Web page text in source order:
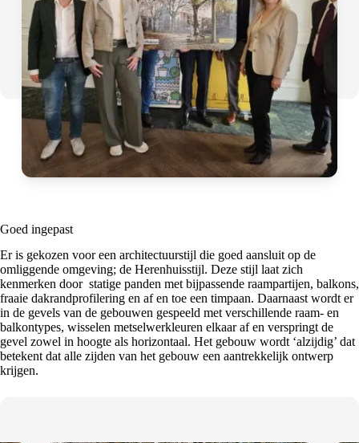
Goed ingepast
Er is gekozen voor een architectuurstijl die goed aansluit op de
omliggende omgeving; de Herenhuisstijl. Deze stijl laat zich
kenmerken door statige panden met bijpassende raampartijen, balkons,
fraaie dakrandprofilering en af en toe een timpaan. Daarnaast wordt er
in de gevels van de gebouwen gespeeld met verschillende raam- en
balkontypes, wisselen metselwerkleuren elkaar af en verspringt de
gevel zowel in hoogte als horizontaal. Het gebouw wordt ‘alzijdig’ dat
betekent dat alle zijden van het gebouw een aantrekkelijk ontwerp
krijgen.